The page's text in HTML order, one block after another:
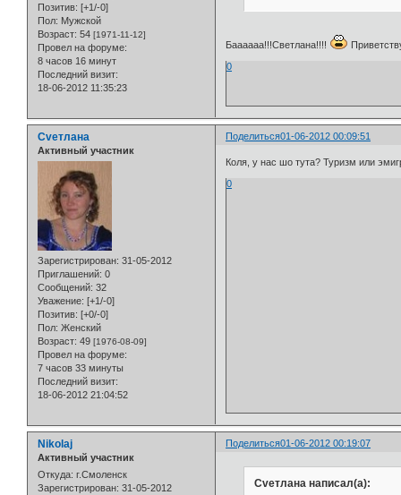
Позитив: [+1/-0]
Пол: Мужской
Возраст: 54 [1971-11-12]
Провел на форуме:
8 часов 16 минут
Последний визит:
18-06-2012 11:35:23
Баааааа!!!Светлана!!!!
0
Поделиться01-06-2012 00:09:51
Cveтлана
Активный участник
Зарегистрирован: 31-05-2012
Приглашений: 0
Сообщений: 32
Уважение: [+1/-0]
Позитив: [+0/-0]
Пол: Женский
Возраст: 49 [1976-08-09]
Провел на форуме:
7 часов 33 минуты
Последний визит:
18-06-2012 21:04:52
Коля, у нас шо тута? Туризм или
0
Поделиться01-06-2012 00:19:07
Nikolaj
Активный участник
Откуда: г.Смоленск
Зарегистрирован: 31-05-2012
Cveтлана написал(а):